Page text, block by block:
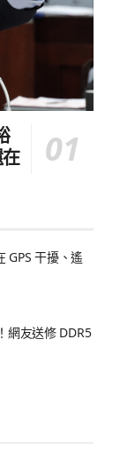
GPS 干擾、遙
網友送修 DDR5